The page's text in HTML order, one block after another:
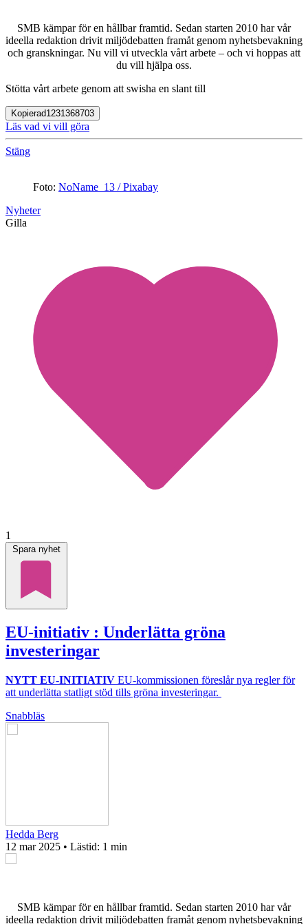
SMB kämpar för en hållbar framtid. Sedan starten 2010 har vår
ideella redaktion drivit miljödebatten framåt genom nyhetsbevakning
och granskningar. Nu vill vi utveckla vårt arbete – och vi hoppas att
du vill hjälpa oss.
Stötta vårt arbete genom att swisha en slant till
Kopierad1231368703
Läs vad vi vill göra
Stäng
Foto: NoName_13 / Pixabay
Nyheter
Gilla
1
Spara nyhet
EU-initiativ : Underlätta gröna
investeringar
NYTT EU-INITIATIV EU-kommissionen föreslår nya regler för
att underlätta statligt stöd tills gröna investeringar.
Snabbläs
Hedda Berg
12 mar 2025 • Lästid: 1 min
SMB kämpar för en hållbar framtid. Sedan starten 2010 har vår
ideella redaktion drivit miljödebatten framåt genom nyhetsbevakning